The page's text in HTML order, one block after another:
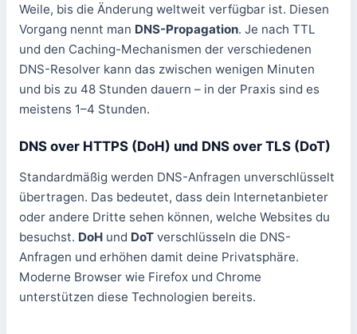
Weile, bis die Änderung weltweit verfügbar ist. Diesen
Vorgang nennt man DNS-Propagation. Je nach TTL
und den Caching-Mechanismen der verschiedenen
DNS-Resolver kann das zwischen wenigen Minuten
und bis zu 48 Stunden dauern – in der Praxis sind es
meistens 1–4 Stunden.
DNS over HTTPS (DoH) und DNS over TLS (DoT)
Standardmäßig werden DNS-Anfragen unverschlüsselt
übertragen. Das bedeutet, dass dein Internetanbieter
oder andere Dritte sehen können, welche Websites du
besuchst. DoH und DoT verschlüsseln die DNS-
Anfragen und erhöhen damit deine Privatsphäre.
Moderne Browser wie Firefox und Chrome
unterstützen diese Technologien bereits.